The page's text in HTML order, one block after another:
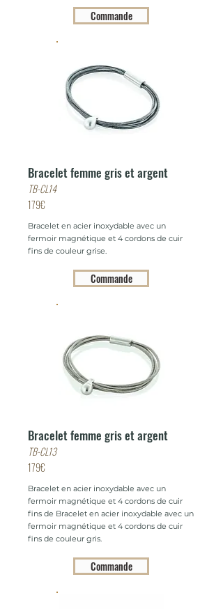
Commande
Bracelet femme gris et argent
TB-CL14
179€
Bracelet en acier inoxydable avec un
fermoir magnétique et 4 cordons de cuir
fins de couleur grise.
Commande
Bracelet femme gris et argent
TB-CL13
179€
Bracelet en acier inoxydable avec un
fermoir magnétique et 4 cordons de cuir
fins de Bracelet en acier inoxydable avec un
fermoir magnétique et 4 cordons de cuir
fins de couleur gris.
Commande